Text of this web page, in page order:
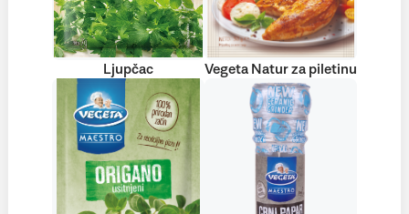
Ljupčac Vegeta Natur za piletinu